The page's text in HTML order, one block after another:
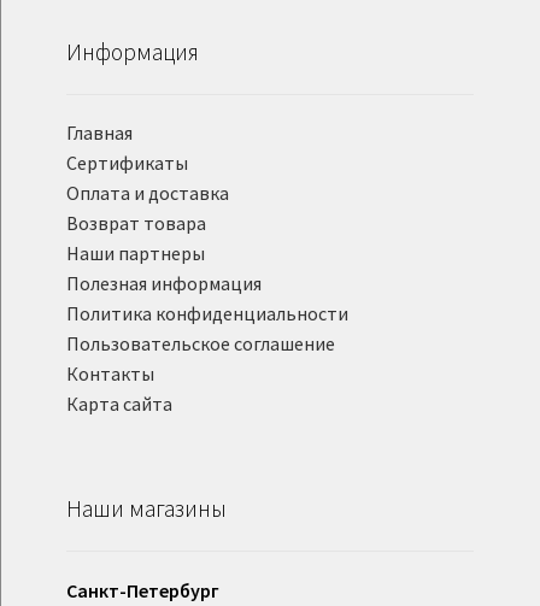
Информация
Главная
Сертификаты
Оплата и доставка
Возврат товара
Наши партнеры
Полезная информация
Политика конфиденциальности
Пользовательское соглашение
Контакты
Карта сайта
Наши магазины
Санкт-Петербург